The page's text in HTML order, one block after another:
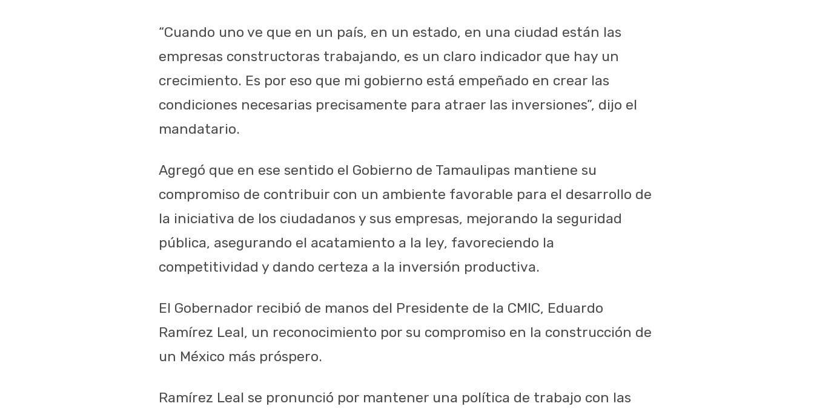
“Cuando uno ve que en un país, en un estado, en una ciudad están las
empresas constructoras trabajando, es un claro indicador que hay un
crecimiento. Es por eso que mi gobierno está empeñado en crear las
condiciones necesarias precisamente para atraer las inversiones”, dijo el
mandatario.
Agregó que en ese sentido el Gobierno de Tamaulipas mantiene su
compromiso de contribuir con un ambiente favorable para el desarrollo de
la iniciativa de los ciudadanos y sus empresas, mejorando la seguridad
pública, asegurando el acatamiento a la ley, favoreciendo la
competitividad y dando certeza a la inversión productiva.
El Gobernador recibió de manos del Presidente de la CMIC, Eduardo
Ramírez Leal, un reconocimiento por su compromiso en la construcción de
un México más próspero.
Ramírez Leal se pronunció por mantener una política de trabajo con las